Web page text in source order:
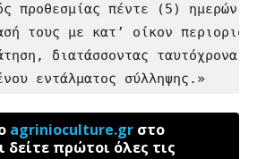
προθεσμίας πέντε (5)
τους με κατ’ οίκον
διατάσσοντας ταυτόχρονα
εντάλματος σύλληψης.»
agrinioculture.gr στο
δείτε πρώτοι όλες τις